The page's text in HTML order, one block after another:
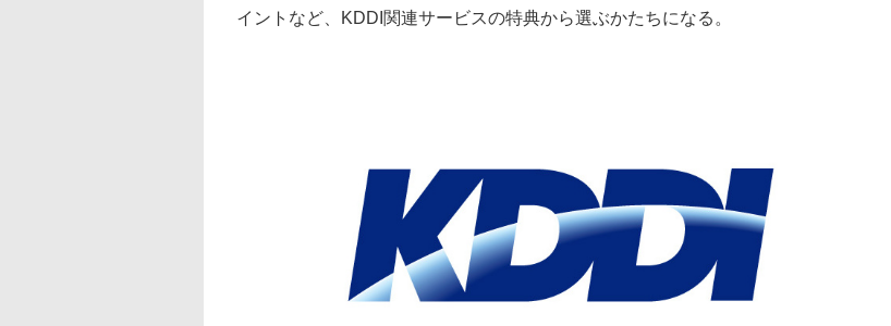
イントなど、KDDI関連サービスの特典から選ぶかたちになる。